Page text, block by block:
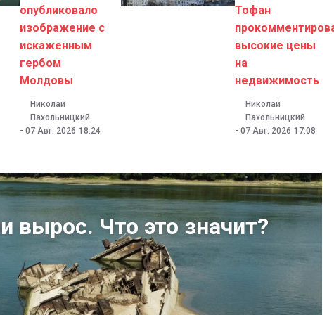
опубликовало
изображение с
искаженным
гербом
Молдовы
Николай
Пахольницкий
- 07 Авг. 2026 18:24
Тофан
высокие цены
на
недвижимость
Николай
Пахольницкий
- 07 Авг. 2026 17:08
вырос. Что это значит?